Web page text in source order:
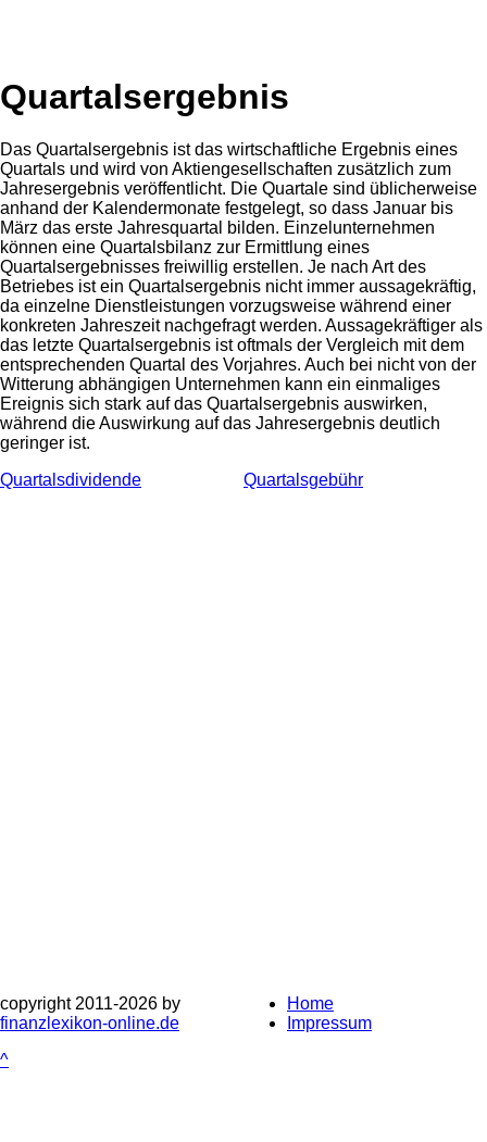
Quartalsergebnis
Das Quartalsergebnis ist das wirtschaftliche Ergebnis eines
Quartals und wird von Aktiengesellschaften zusätzlich zum
Jahresergebnis veröffentlicht. Die Quartale sind üblicherweise
anhand der Kalendermonate festgelegt, so dass Januar bis
März das erste Jahresquartal bilden. Einzelunternehmen
können eine Quartalsbilanz zur Ermittlung eines
Quartalsergebnisses freiwillig erstellen. Je nach Art des
Betriebes ist ein Quartalsergebnis nicht immer aussagekräftig,
da einzelne Dienstleistungen vorzugsweise während einer
konkreten Jahreszeit nachgefragt werden. Aussagekräftiger als
das letzte Quartalsergebnis ist oftmals der Vergleich mit dem
entsprechenden Quartal des Vorjahres. Auch bei nicht von der
Witterung abhängigen Unternehmen kann ein einmaliges
Ereignis sich stark auf das Quartalsergebnis auswirken,
während die Auswirkung auf das Jahresergebnis deutlich
geringer ist.
Quartalsdividende
Quartalsgebühr
copyright 2011-2026 by
finanzlexikon-online.de
Home
Impressum
^